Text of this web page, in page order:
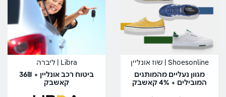
Shoesonline | שוז אונליין
מגוון נעליים מהמותגים
המובילים + 4% קאשבק
Libra | ליברה
ביטוח רכב אונליין + 36₪
קאשבק